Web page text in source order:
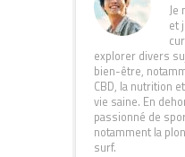
Je
et
explorer divers
bien-être,
CBD, la nutrition
vie saine. En
passionné de
notamment la
surf.